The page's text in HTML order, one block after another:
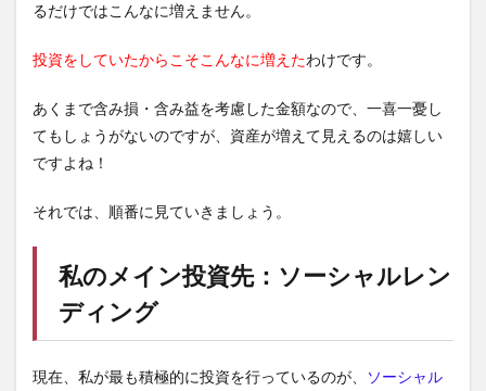
るだけではこんなに増えません。
投資をしていたからこそこんなに増えたわけです。
あくまで含み損・含み益を考慮した金額なので、一喜一憂し
てもしょうがないのですが、資産が増えて見えるのは嬉しい
ですよね！
それでは、順番に見ていきましょう。
私のメイン投資先： ソーシャルレン
ディング
現在、私が最も積極的に投資を行っているのが、
ソーシャル